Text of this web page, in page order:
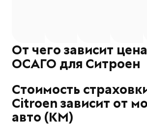
От чего зависит
ОСАГО для Ситроен
Стоимость
Citroen зависит от
авто (КМ)